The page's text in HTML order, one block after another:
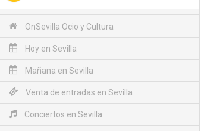
OnSevilla Ocio y Cultura
Hoy en Sevilla
Mañana en Sevilla
Venta de entradas en Sevilla
Conciertos en Sevilla